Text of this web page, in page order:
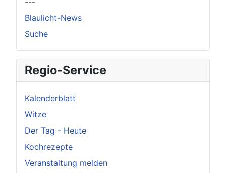
Blaulicht-News
Suche
Regio-Service
Kalenderblatt
Witze
Der Tag - Heute
Kochrezepte
Veranstaltung melden